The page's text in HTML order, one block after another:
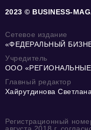
2023 © BUSINESS-
Сетевое издание
«ФЕДЕРАЛЬНЫЙ
Учредитель
ООО
Главный редактор
Хайрутдинова
Регистрационный